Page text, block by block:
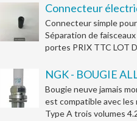
Connecteur
Connecteur simple
Séparation de
portes PRIX TTC LOT
NGK - BOUGIE
Bougie neuve jamais
est compatible avec les
Type A trois volumes